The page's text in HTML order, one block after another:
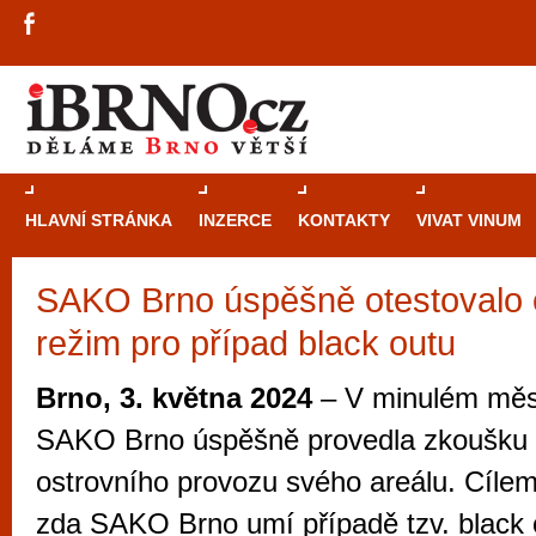
HLAVNÍ STRÁNKA INZERCE KONTAKTY VIVAT VINUM
SAKO Brno úspěšně otestovalo
režim pro případ black outu
Brno, 3. května 2024– V minulém
SAKO Brno úspěšně provedla
ostrovního provozu svého areálu.
zda SAKO Brno umí případě tzv. black
Průvodce
Brně: Od
Brno je
zajímavé
restaurace,
Mimo jiné je ale také místem, kde si